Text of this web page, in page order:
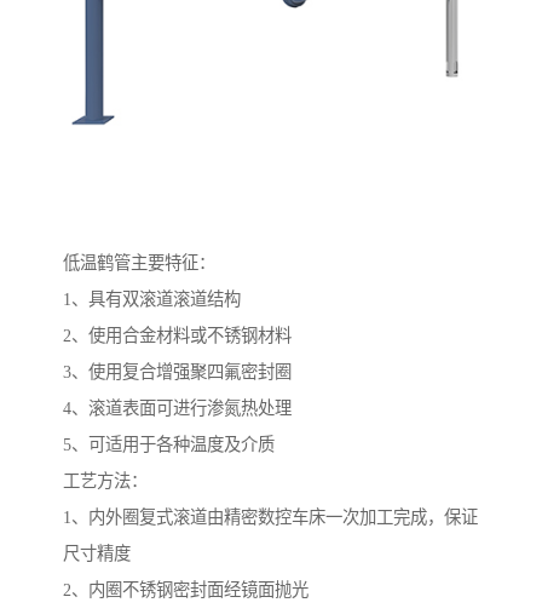
低温鹤管主要特征：
1、具有双滚道滚道结构
2、使用合金材料或不锈钢材料
3、使用复合增强聚四氟密封圈
4、滚道表面可进行渗氮热处理
5、可适用于各种温度及介质
工艺方法：
1、内外圈复式滚道由精密数控车床一次加工完成，保证
尺寸精度
2、内圈不锈钢密封面经镜面抛光